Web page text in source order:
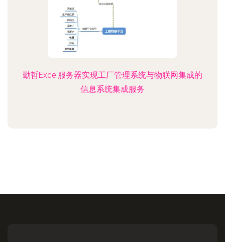
勤哲Excel服务器实现工厂管理系统与物联网集成的
信息系统集成服务